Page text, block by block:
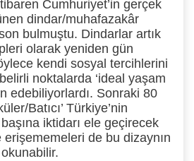
Cumhuriyet’in gerçek
dindar/muhafazakâr
bulmuştu. Dindarlar artık
olarak yeniden gün
kendi sosyal tercihlerini
noktalarda ‘ideal yaşam
edebiliyorlardı. Sonraki 80
Batıcı’ Türkiye’nin
iktidarı ele geçirecek
erişememeleri de bu dizaynın